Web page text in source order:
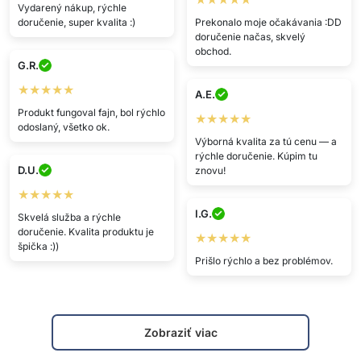
Vydarený nákup, rýchle
doručenie, super kvalita :)
Prekonalo moje očakávania :DD
doručenie načas, skvelý
obchod.
G.R.
★★★★★
Produkt fungoval fajn, bol rýchlo
odoslaný, všetko ok.
A.E.
★★★★★
Výborná kvalita za tú cenu — a
rýchle doručenie. Kúpim tu
znovu!
D.U.
★★★★★
Skvelá služba a rýchle
doručenie. Kvalita produktu je
špička :))
I.G.
★★★★★
Prišlo rýchlo a bez problémov.
Zobraziť viac